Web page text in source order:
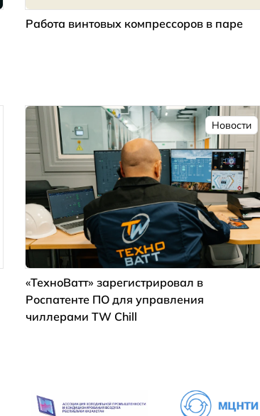
Работа винтовых компрессоров в паре
Новости
«ТехноВатт» зарегистрировал в
Роспатенте ПО для управления
чиллерами TW Chill